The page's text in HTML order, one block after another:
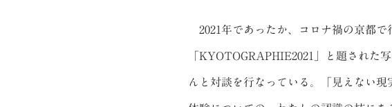
2021年であったか、コロナ禍の京都で
「KYOTOGRAPHIE2021」と題された
んと対談を行なっている。「見えない